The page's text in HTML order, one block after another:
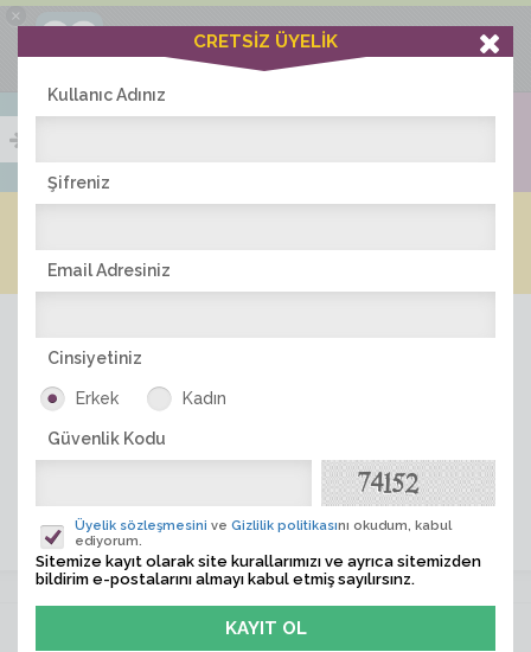
×
Ciddiask Uygulaması
+1 Hafta Gold Üyelik Kazan
Bedava - com.ciddi.ask
İNDİR
ÜYE ARA
VİTRİN
CRETSİZ ÜYELİK
Kullanıc Adınız
Şifreniz
Email Adresiniz
Cinsiyetiniz
Erkek Kadın
Güvenlik Kodu
Üyelik sözleşmesini ve Gizlilik politikasını okudum, kabul
ediyorum.
Sitemize kayıt olarak site kurallarımızı ve ayrıca sitemizden
bildirim e-postalarını almayı kabul etmiş sayılırsınz.